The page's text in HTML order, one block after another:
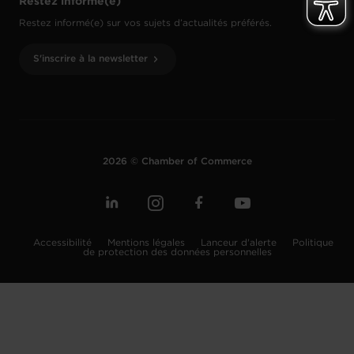
Restez informé(e)
Restez informé(e) sur vos sujets d’actualités préférés.
S'inscrire à la newsletter
2026 © Chamber of Commerce
Accessibilité Mentions légales Lanceur d'alerte
Politique
de protection des données personnelles